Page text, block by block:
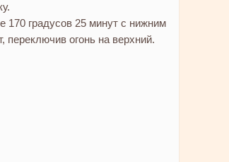
170 градусов 25 минут с нижним
переключив огонь на верхний.